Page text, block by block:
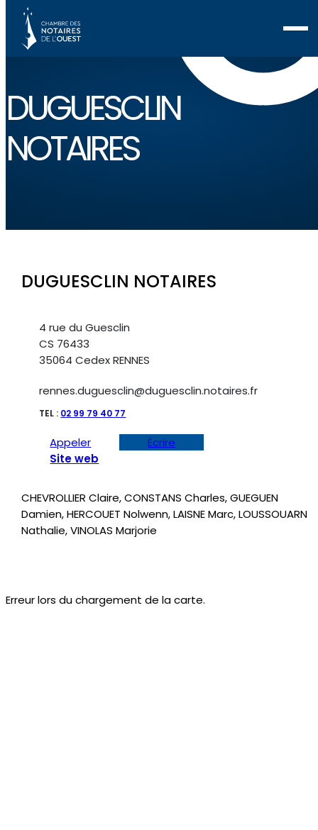
DUGUESCLIN
NOTAIRES
Erreur lors du chargement de la carte.
DUGUESCLIN NOTAIRES
4 rue du Guesclin
CS 76433
35064 Cedex RENNES
rennes.duguesclin@duguesclin.notaires.fr
TEL : 02 99 79 40 77
Appeler
Écrire
Site web
CHEVROLLIER Claire, CONSTANS Charles, GUEGUEN
Damien, HERCOUET Nolwenn, LAISNE Marc, LOUSSOUARN
Nathalie, VINOLAS Marjorie